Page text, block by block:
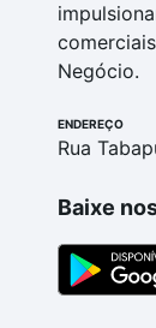
Negócio.
ENDEREÇO
Rua
Baixe